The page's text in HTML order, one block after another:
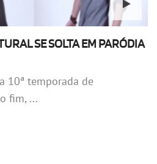
SE SOLTA EM PARÓDIA
10ª temporada de
fim, ...